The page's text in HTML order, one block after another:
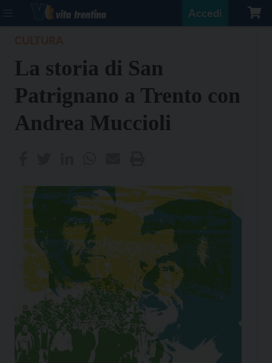
Accedi
La storia di San
Patrignano a Trento con
Andrea Muccioli